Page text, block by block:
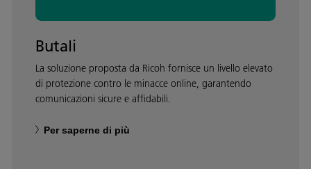
Butali
La soluzione proposta da Ricoh fornisce un livello elevato
di protezione contro le minacce online, garantendo
comunicazioni sicure e affidabili.
Per saperne di più